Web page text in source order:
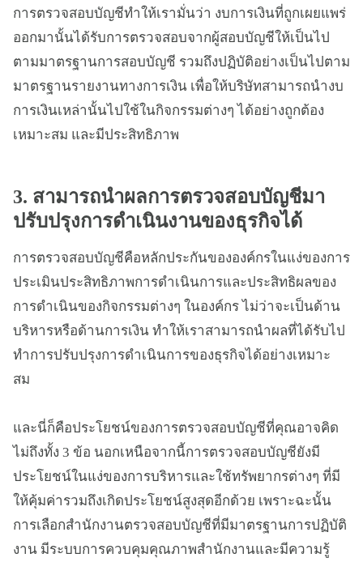
การตรวจสอบบัญชีทำให้เรามั่นว่า งบการเงินที่ถูกเผยแพร่
ออกมานั้นได้รับการตรวจสอบจากผู้สอบบัญชีให้เป็นไป
ตามมาตรฐานการสอบบัญชี รวมถึงปฏิบัติอย่างเป็นไปตาม
มาตรฐานรายงานทางการเงิน เพื่อให้บริษัทสามารถนำงบ
การเงินเหล่านั้นไปใช้ในกิจกรรมต่างๆ ได้อย่างถูกต้อง
เหมาะสม และมีประสิทธิภาพ
3. สามารถนำผลการตรวจสอบบัญชีมา
ปรับปรุงการดำเนินงานของธุรกิจได้
การตรวจสอบบัญชีคือหลักประกันขององค์กรในแง่ของการ
ประเมินประสิทธิภาพการดำเนินการและประสิทธิผลของ
การดำเนินของกิจกรรมต่างๆ ในองค์กร ไม่ว่าจะเป็นด้าน
บริหารหรือด้านการเงิน ทำให้เราสามารถนำผลที่ได้รับไป
ทำการปรับปรุงการดำเนินการของธุรกิจได้อย่างเหมาะ
สม
และนี่ก็คือประโยชน์ของการตรวจสอบบัญชีที่คุณอาจคิด
ไม่ถึงทั้ง 3 ข้อ นอกเหนือจากนี้การตรวจสอบบัญชียังมี
ประโยชน์ในแง่ของการบริหารและใช้ทรัพยากรต่างๆ ที่มี
ให้คุ้มค่ารวมถึงเกิดประโยชน์สูงสุดอีกด้วย เพราะฉะนั้น
การเลือกสำนักงานตรวจสอบบัญชีที่มีมาตรฐานการปฏิบัติ
งาน มีระบบการควบคุมคุณภาพสำนักงานและมีความรู้